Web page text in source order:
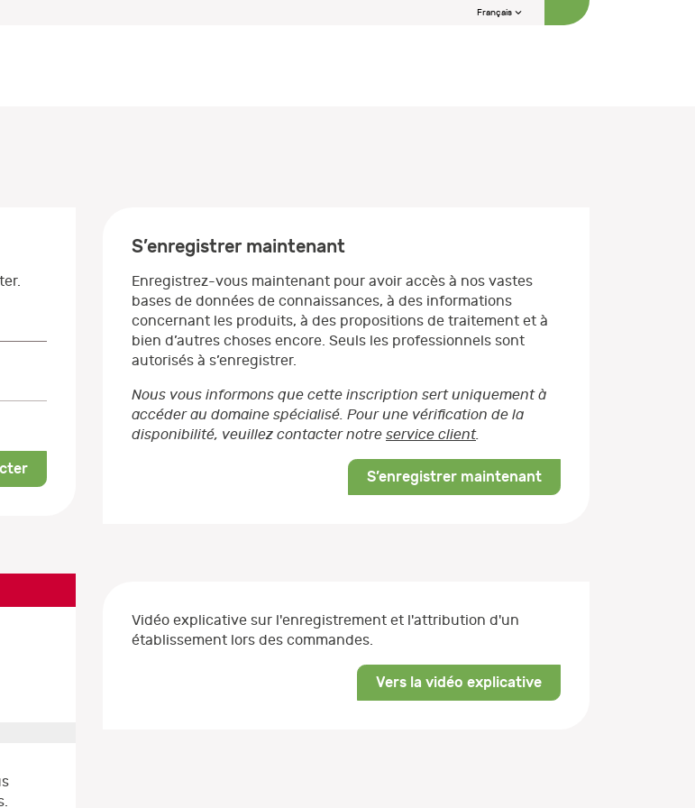
Français
S’enregistrer maintenant
Enregistrez-vous maintenant pour avoir accès à nos vastes
bases de données de connaissances, à des informations
concernant les produits, à des propositions de traitement et à
bien d’autres choses encore. Seuls les professionnels sont
autorisés à s’enregistrer.
Nous vous informons que cette inscription sert uniquement à
accéder au domaine spécialisé. Pour une vérification de la
disponibilité, veuillez contacter notre service client.
S’enregistrer maintenant
Vidéo explicative sur l'enregistrement et l'attribution d'un
établissement lors des commandes.
Vers la vidéo explicative